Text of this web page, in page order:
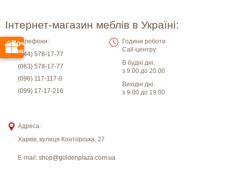
Інтернет-магазин меблів в Україні:
Телефони:
(044) 578-17-77
(063) 578-17-77
(096) 117-117-0
(099) 17-17-216
Години роботи
Call-центру:
В будні дні:
з 9.00 до 20.00
Вихідні дні:
з 9.00 до 19.00
Адреса:
Харків, вулиця Конторська, 27
E-mail: shop@goldenplaza.com.ua